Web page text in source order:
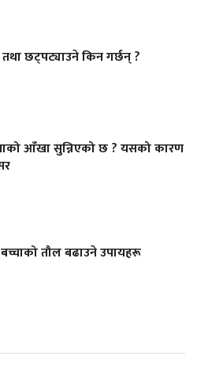
तथा छट्पट्याउने किन गर्छन् ?
आँखा सुन्निएको छ ? यसको कारण
तौल बढाउने उपायहरू